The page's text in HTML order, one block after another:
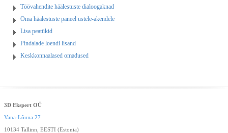
Töövahendite häälestuste dialoogaknad
Oma häälestuste paneel ustele-akendele
Lisa peatükid
Pindalade loendi lisand
Keskkonnaalased omadused
3D Ekspert OÜ
Vana-Lõuna 27
10134 Tallinn, EESTI (Estonia)